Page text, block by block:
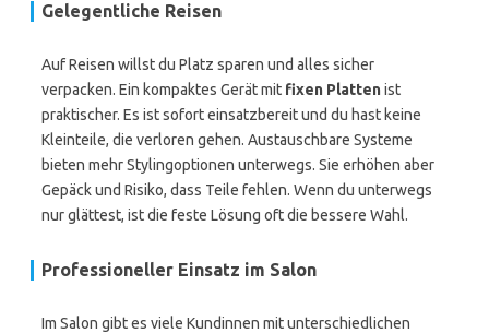
Gelegentliche Reisen
Auf Reisen willst du Platz sparen und alles sicher
verpacken. Ein kompaktes Gerät mit fixen Plattenist
praktischer. Es ist sofort einsatzbereit und du hast keine
Kleinteile, die verloren gehen. Austauschbare Systeme
bieten mehr Stylingoptionen unterwegs. Sie erhöhen aber
Gepäck und Risiko, dass Teile fehlen. Wenn du unterwegs
nur glättest, ist die feste Lösung oft die bessere Wahl.
Professioneller Einsatz im Salon
Im Salon gibt es viele Kundinnen mit unterschiedlichen